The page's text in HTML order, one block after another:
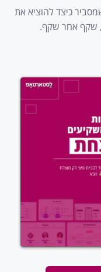
כיצד להוציא את
שקף אחר שקף.